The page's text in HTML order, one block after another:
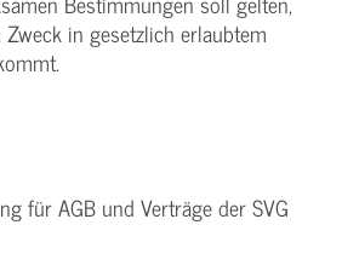
in gesetzlich erlaubtem
für AGB und Verträge der SVG